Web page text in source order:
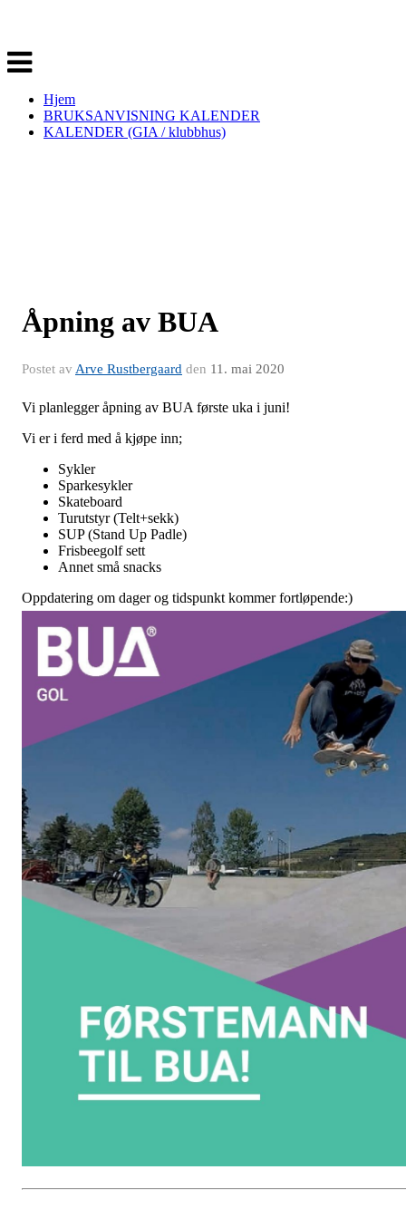
Veksle
navigasjon
Hjem
BRUKSANVISNING KALENDER
KALENDER (GIA / klubbhus)
Åpning av BUA
Postet av Arve Rustbergaard den 11. mai 2020
Vi planlegger åpning av BUA første uka i juni!
Vi er i ferd med å kjøpe inn;
Sykler
Sparkesykler
Skateboard
Turutstyr (Telt+sekk)
SUP (Stand Up Padle)
Frisbeegolf sett
Annet små snacks
Oppdatering om dager og tidspunkt kommer fortløpende:)